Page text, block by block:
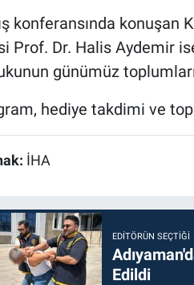
konferansında
Prof. Dr. Halis Aydemir
günümüz
hediye takdimi ve
İHA
EDITÖRÜN SEÇTIĞI
Edildi